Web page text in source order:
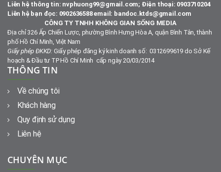
Liên hệ thông tin: nvphuong99@gmail.com; Điện thoại: 0903710204
Liên hệ bạn đọc: 0902636588 email: bandoc.ktds@gmail.com
CÔNG TY TNHH KHÔNG GIAN SỐNG MEDIA
Địa chỉ 326 Ấp Chiến Lược, phường Bình Hưng Hòa A, quận Bình Tân, thành
phố Hồ Chí Minh, Việt Nam
Giấy phép ĐKKD: Giấy phép đăng ký kinh doanh số: 0312699619 do Sở Kế
hoạch & Đầu tư TP Hồ Chí Minh cấp ngày 20/03/2014
THÔNG TIN
Về chúng tôi
Khách hàng
Quy định sử dụng
Liên hệ
CHUYÊN MỤC